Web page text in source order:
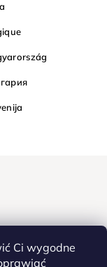
Ci wygodne